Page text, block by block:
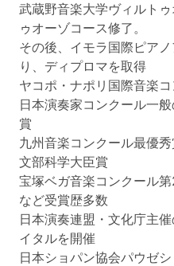
武蔵野音楽大学ヴィルト
ゥオーゾコース修了。
その後、イモラ国際ピア
り、ディプロマを取得
ヤコポ・ナポリ国際音楽
日本演奏家コンクール一
賞
九州音楽コンクール最優
文部科学大臣賞
宝塚ベガ音楽コンクール
など受賞歴多数
日本演奏連盟・文化庁主
イタルを開催
日本ショパン協会パウゼ